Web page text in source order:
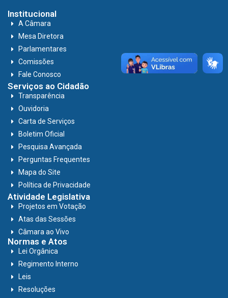
Institucional
A Câmara
Mesa Diretora
Parlamentares
Comissões
Fale Conosco
Serviços ao Cidadão
Transparência
Ouvidoria
Carta de Serviços
Boletim Oficial
Pesquisa Avançada
Perguntas Frequentes
Mapa do Site
Política de Privacidade
Atividade Legislativa
Projetos em Votação
Atas das Sessões
Câmara ao Vivo
Normas e Atos
Lei Orgânica
Regimento Interno
Leis
Resoluções